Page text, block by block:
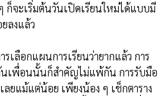
ก็จะเริ่มต้นวันเปิดเรียนใหม่ได้แบบมี
ลงแล้ว
รเลือกแผนการเรียนว่ายากแล้ว การ
เพื่อนนั้นก็สำคัญไม่แพ้กัน การรับมือ
ยแม้แต่น้อย เพียงน้อง ๆ เช็กตาราง